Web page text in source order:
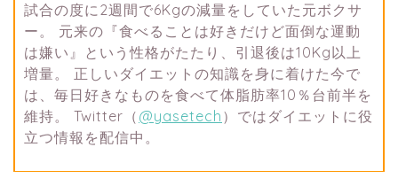
試合の度に2週間で6Kgの減量をしていた元ボクサ
ー。 元来の『食べることは好きだけど面倒な運動
は嫌い』という性格がたたり、引退後は10Kg以上
増量。 正しいダイエットの知識を身に着けた今で
は、毎日好きなものを食べて体脂肪率10％台前半を
維持。 Twitter（ @yasetech ）ではダイエットに役
立つ情報を配信中。